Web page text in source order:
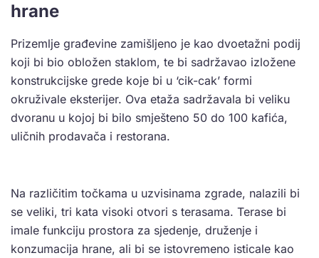
hrane
Prizemlje građevine zamišljeno je kao dvoetažni podij
koji bi bio obložen staklom, te bi sadržavao izložene
konstrukcijske grede koje bi u ‘cik-cak’ formi
okruživale eksterijer. Ova etaža sadržavala bi veliku
dvoranu u kojoj bi bilo smješteno 50 do 100 kafića,
uličnih prodavača i restorana.
Na različitim točkama u uzvisinama zgrade, nalazili bi
se veliki, tri kata visoki otvori s terasama. Terase bi
imale funkciju prostora za sjedenje, druženje i
konzumacija hrane, ali bi se istovremeno isticale kao